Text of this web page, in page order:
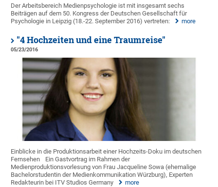
Der Arbeitsbereich Medienpsychologie ist mit insgesamt sechs
Beiträgen auf dem 50. Kongress der Deutschen Gesellschaft für
Psychologie in Leipzig (18.-22. September 2016) vertreten:
more
"4 Hochzeiten und eine Traumreise"
05/23/2016
Einblicke in die Produktionsarbeit einer Hochzeits-Doku im deutschen
Fernsehen
Ein Gastvortrag im Rahmen der
Medienproduktionsvorlesung von Frau Jacqueline Sowa (ehemalige
Bachelorstudentin der Medienkommunikation Würzburg), Experten
Redakteurin bei ITV Studios Germany
more